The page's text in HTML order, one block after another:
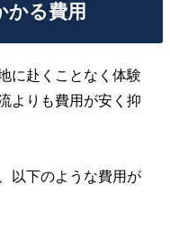
かる費用
に赴くことなく体験
よりも費用が安く抑
以下のような費用が